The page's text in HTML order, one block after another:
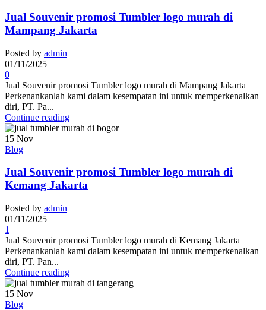
Jual Souvenir promosi Tumbler logo murah di
Mampang Jakarta
Posted by admin
01/11/2025
0
Jual Souvenir promosi Tumbler logo murah di Mampang Jakarta
Perkenankanlah kami dalam kesempatan ini untuk memperkenalkan
diri, PT. Pa...
Continue reading
15 Nov
Blog
Jual Souvenir promosi Tumbler logo murah di
Kemang Jakarta
Posted by admin
01/11/2025
1
Jual Souvenir promosi Tumbler logo murah di Kemang Jakarta
Perkenankanlah kami dalam kesempatan ini untuk memperkenalkan
diri, PT. Pan...
Continue reading
15 Nov
Blog